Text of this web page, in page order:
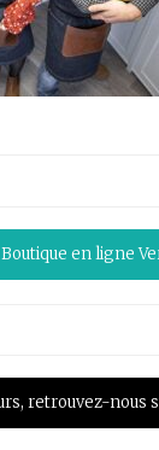
Boutique en ligne
retrouvez-nous